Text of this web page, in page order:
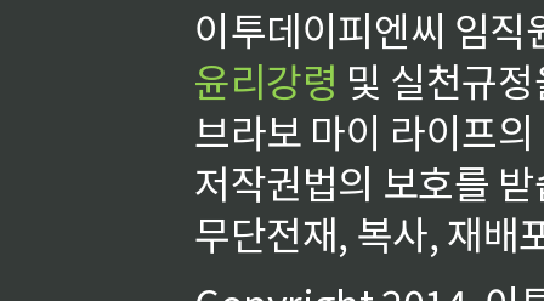
이투데이피엔씨 임
윤리강령 및 실천규
브라보 마이 라이프
저작권법의 보호를
무단전재, 복사, 재배